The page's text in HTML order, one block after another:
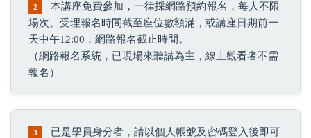
2
本講座免費參加，一律採網路預約報名，每人不限
場次。受理報名時間截至座位數額滿，或講座日期前一
天中午12:00，網路報名截止時間。
（網路報名系統，已現場來聽講為主，線上觀看者不需
報名）
3
已是學員身分者，請以個人帳號及密碼登入後即可